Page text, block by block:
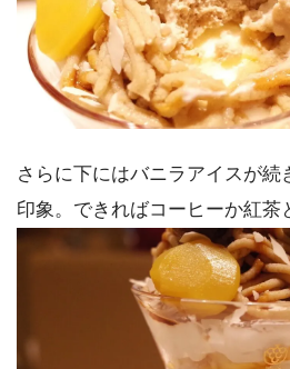
さらに下にはバニラアイスが続
印象。できればコーヒーか紅茶